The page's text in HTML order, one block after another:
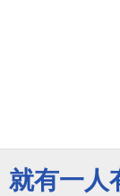
有一人